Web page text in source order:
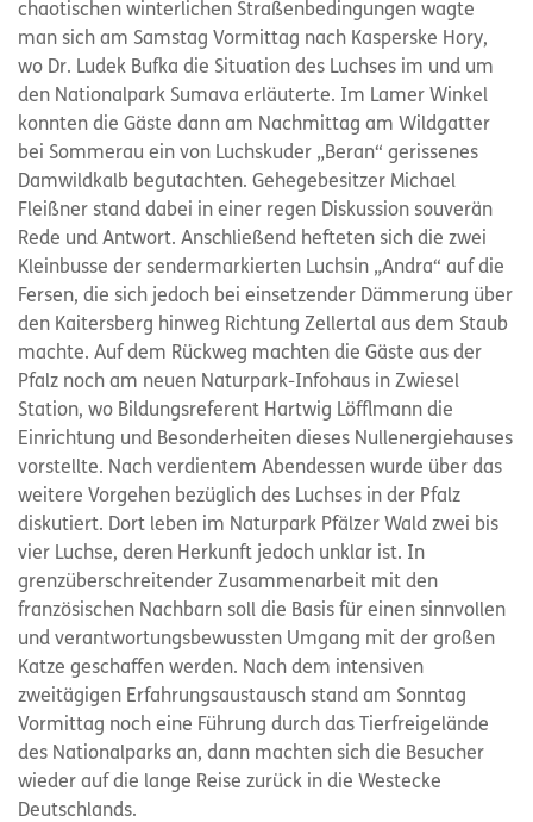
chaotischen winterlichen Straßenbedingungen wagte
man sich am Samstag Vormittag nach Kasperske Hory,
wo Dr. Ludek Bufka die Situation des Luchses im und um
den Nationalpark Sumava erläuterte. Im Lamer Winkel
konnten die Gäste dann am Nachmittag am Wildgatter
bei Sommerau ein von Luchskuder „Beran“ gerissenes
Damwildkalb begutachten. Gehegebesitzer Michael
Fleißner stand dabei in einer regen Diskussion souverän
Rede und Antwort. Anschließend hefteten sich die zwei
Kleinbusse der sendermarkierten Luchsin „Andra“ auf die
Fersen, die sich jedoch bei einsetzender Dämmerung über
den Kaitersberg hinweg Richtung Zellertal aus dem Staub
machte. Auf dem Rückweg machten die Gäste aus der
Pfalz noch am neuen Naturpark-Infohaus in Zwiesel
Station, wo Bildungsreferent Hartwig Löfflmann die
Einrichtung und Besonderheiten dieses Nullenergiehauses
vorstellte. Nach verdientem Abendessen wurde über das
weitere Vorgehen bezüglich des Luchses in der Pfalz
diskutiert. Dort leben im Naturpark Pfälzer Wald zwei bis
vier Luchse, deren Herkunft jedoch unklar ist. In
grenzüberschreitender Zusammenarbeit mit den
französischen Nachbarn soll die Basis für einen sinnvollen
und verantwortungsbewussten Umgang mit der großen
Katze geschaffen werden. Nach dem intensiven
zweitägigen Erfahrungsaustausch stand am Sonntag
Vormittag noch eine Führung durch das Tierfreigelände
des Nationalparks an, dann machten sich die Besucher
wieder auf die lange Reise zurück in die Westecke
Deutschlands.